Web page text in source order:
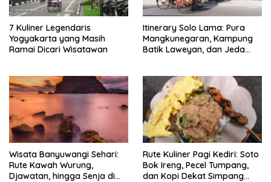
7 Kuliner Legendaris
Yogyakarta yang Masih
Ramai Dicari Wisatawan
Itinerary Solo Lama: Pura
Mangkunegaran, Kampung
Batik Laweyan, dan Jeda
Wisata Banyuwangi Sehari:
Rute Kawah Wurung,
Djawatan, hingga Senja di
Rute Kuliner Pagi Kediri: Soto
Bok Ireng, Pecel Tumpang,
dan Kopi Dekat Simpang